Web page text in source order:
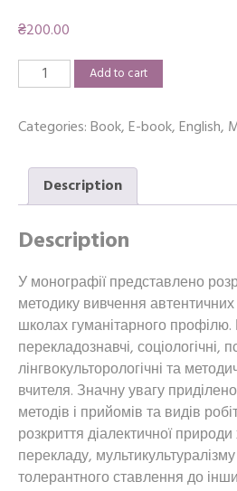
₴200.00
Методика
взаємозв'язного
зарубіжної
та
англійської
в
гуманітарного
профілю
quantity
Add to cart
Categories:Book,E-book,English,
Description
Description
У монографії представлено
методику вивчення автентичних
школах гуманітарного профілю.
перекладознавчі, соціологічні,
лінгвокульторологічні та
вчителя. Значну увагу
методів і прийомів та видів
розкриття діалектичної
перекладу,
толерантного ставлення до